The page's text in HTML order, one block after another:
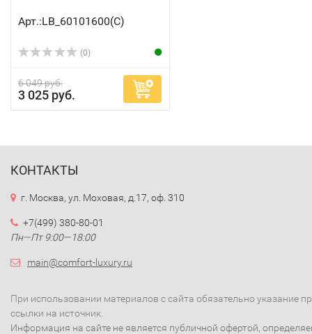
Арт.:LB_60101600(C)
(0)
6 049 руб.
3 025 руб.
КОНТАКТЫ
г. Москва, ул. Моховая, д.17, оф. 310
+7(499) 380-80-01
Пн—Пт 9:00—18:00
main@comfort-luxury.ru
При использовании материалов с сайта обязательно указание
ссылки на источник.
Информация на сайте не является публичной офертой,